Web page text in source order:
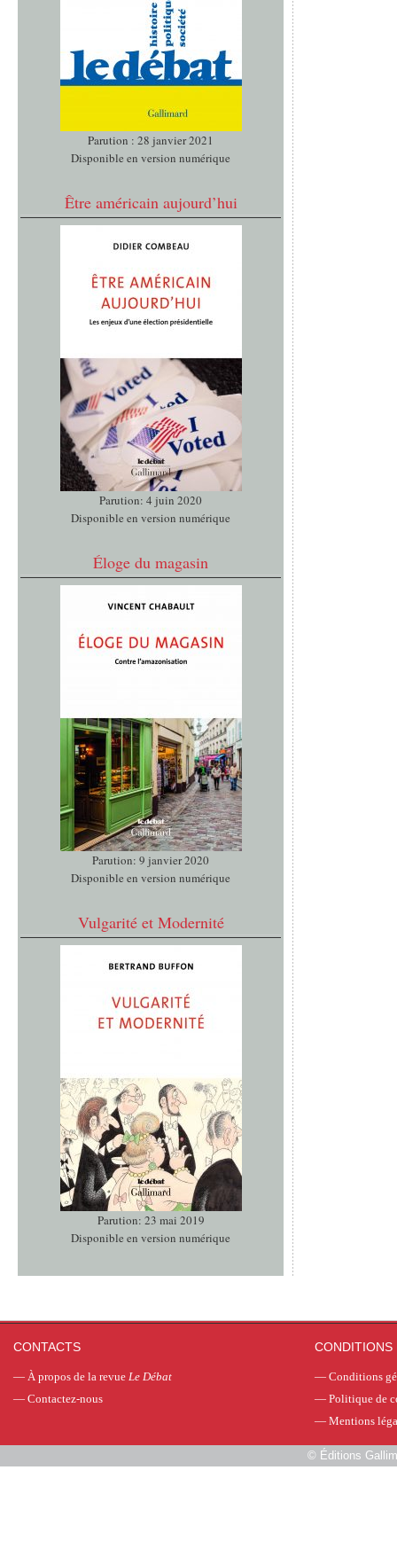
Parution : 28 janvier 2021
Disponible en version numérique
Être américain aujourd’hui
Parution: 4 juin 2020
Disponible en version numérique
Éloge du magasin
Parution: 9 janvier 2020
Disponible en version numérique
Vulgarité et Modernité
Parution: 23 mai 2019
Disponible en version numérique
CONTACTS
— À propos de la revue Le Débat
— Contactez-nous
CONDITIONS
— Conditions
— Politique de
— Mentions
© Éditions